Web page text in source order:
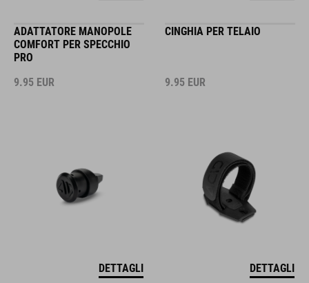
ADATTATORE MANOPOLE
COMFORT PER SPECCHIO
PRO
9.95 EUR
DETTAGLI
CINGHIA PER TELAIO
9.95 EUR
DETTAGLI